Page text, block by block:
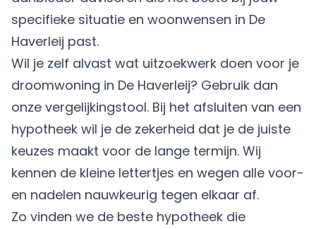
specifieke situatie en woonwensen in De
Haverleij past.
Wil je zelf alvast wat uitzoekwerk doen voor je
droomwoning in De Haverleij? Gebruik dan
onze vergelijkingstool. Bij het afsluiten van een
hypotheek wil je de zekerheid dat je de juiste
keuzes maakt voor de lange termijn. Wij
kennen de kleine lettertjes en wegen alle voor-
en nadelen nauwkeurig tegen elkaar af.
Zo vinden we de beste hypotheek die